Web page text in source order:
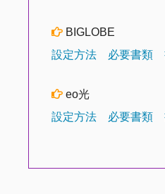
BIGLOBE
設定方法
必要書類
eo光
設定方法
必要書類